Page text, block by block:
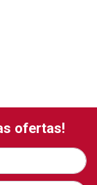
ofertas!